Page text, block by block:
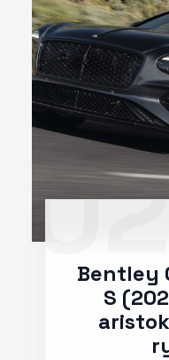
Bentley
S